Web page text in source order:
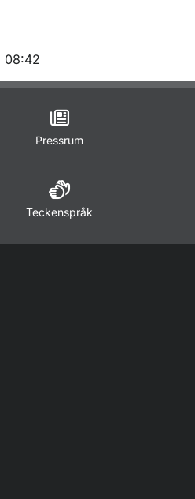
08:42
Pressrum
Teckenspråk